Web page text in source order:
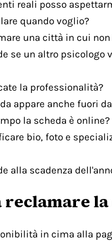
reali posso
quando voglio?
una città in cui
se un altro psicologo
la professionalità?
appare anche fuori
la scheda è online?
bio, foto e
alla scadenza
reclamare la
in cima alla